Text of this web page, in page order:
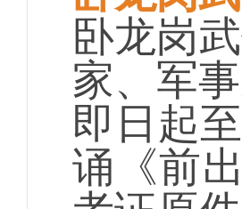
卧龙岗
家、军
即日起
诵《前